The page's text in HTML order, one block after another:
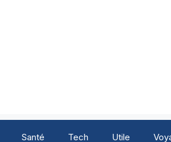
Santé Tech Utile